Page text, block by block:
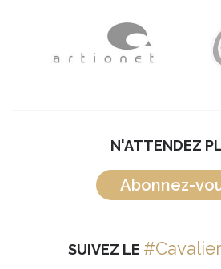
N'ATTENDEZ
Abonnez-
SUIVEZ LE